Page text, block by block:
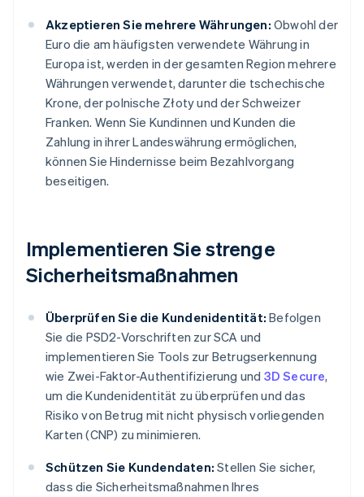
Akzeptieren Sie mehrere Währungen: Obwohl der
Euro die am häufigsten verwendete Währung in
Europa ist, werden in der gesamten Region mehrere
Währungen verwendet, darunter die tschechische
Krone, der polnische Złoty und der Schweizer
Franken. Wenn Sie Kundinnen und Kunden die
Zahlung in ihrer Landeswährung ermöglichen,
können Sie Hindernisse beim Bezahlvorgang
beseitigen.
Implementieren Sie strenge
Sicherheitsmaßnahmen
Überprüfen Sie die Kundenidentität: Befolgen
Sie die PSD2-Vorschriften zur SCA und
implementieren Sie Tools zur Betrugserkennung
wie Zwei-Faktor-Authentifizierung und 3D Secure,
um die Kundenidentität zu überprüfen und das
Risiko von Betrug mit nicht physisch vorliegenden
Karten (CNP) zu minimieren.
Schützen Sie Kundendaten: Stellen Sie sicher,
dass die Sicherheitsmaßnahmen Ihres